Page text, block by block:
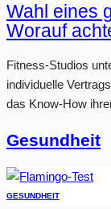
Wahl eines
Worauf
Fitness-Studios
individuelle
das Know-How
Gesundheit
GESUNDHEIT